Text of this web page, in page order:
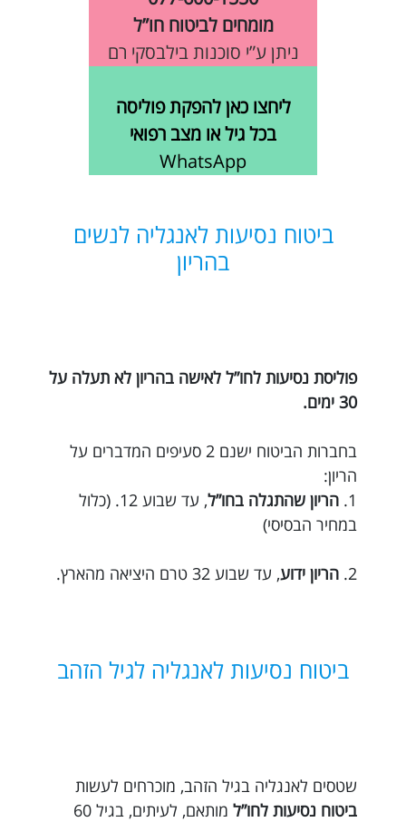
מומחים לביטוח חו”ל
ניתן ע”י סוכנות בילבסקי רם
ליחצו כאן להפקת פוליסה
בכל גיל או מצב רפואי
WhatsApp
ביטוח נסיעות לאנגליה לנשים
בהריון
פוליסת נסיעות לחו”ל לאישה בהריון לא תעלה על
30 ימים.
בחברות הביטוח ישנם 2 סעיפים המדברים על
הריון:
1. הריון שהתגלה בחו”ל
, עד שבוע 12. (כלול
במחיר הבסיסי)
2. הריון ידוע, עד שבוע 32 טרם היציאה מהארץ.
ביטוח נסיעות לאנגליה לגיל הזהב
שטסים לאנגליה בגיל הזהב, מוכרחים לעשות
ביטוח נסיעות לחו”ל
מותאם, לעיתים, בגיל 60